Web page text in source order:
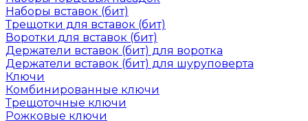
Наборы вставок (бит)
Трещотки для вставок (бит)
Воротки для вставок (бит)
Держатели вставок (бит) для воротка
Держатели вставок (бит) для шуруповерта
Ключи
Комбинированные ключи
Трещоточные ключи
Рожковые ключи